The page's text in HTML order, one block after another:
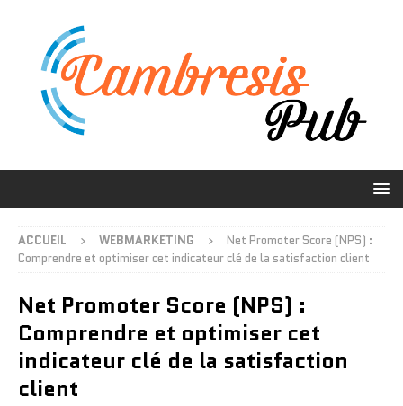
ACCUEIL WEBMARKETING
Net Promoter Score (NPS) :
Comprendre et optimiser cet indicateur clé de la satisfaction client
Net Promoter Score (NPS) :
Comprendre et optimiser cet
indicateur clé de la satisfaction
client